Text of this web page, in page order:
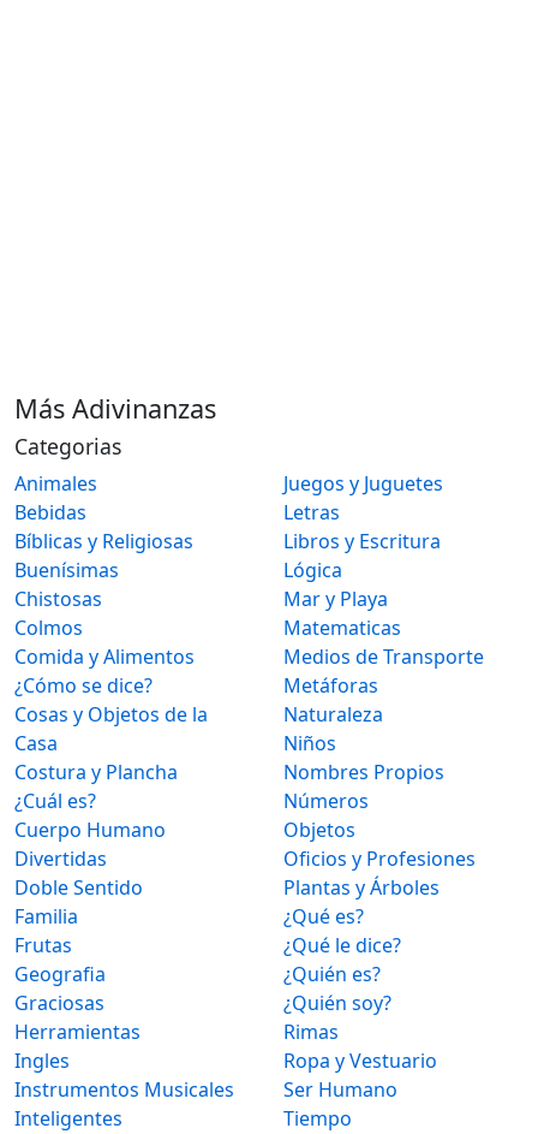
Más Adivinanzas
Categorias
Animales
Bebidas
Bíblicas y Religiosas
Buenísimas
Chistosas
Colmos
Comida y Alimentos
¿Cómo se dice?
Cosas y Objetos de la
Casa
Costura y Plancha
¿Cuál es?
Cuerpo Humano
Divertidas
Doble Sentido
Familia
Frutas
Geografia
Graciosas
Herramientas
Ingles
Instrumentos Musicales
Inteligentes
Juegos y Juguetes
Letras
Libros y Escritura
Lógica
Mar y Playa
Matematicas
Medios de Transporte
Metáforas
Naturaleza
Niños
Nombres Propios
Números
Objetos
Oficios y Profesiones
Plantas y Árboles
¿Qué es?
¿Qué le dice?
¿Quién es?
¿Quién soy?
Rimas
Ropa y Vestuario
Ser Humano
Tiempo